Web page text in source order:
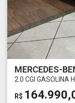
MERCEDES-
2.0 CGI GASOLINA
R$